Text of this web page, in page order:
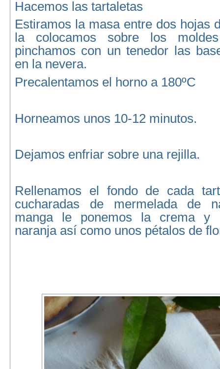
Hacemos las tartaletas
Estiramos la masa entre dos hojas
la colocamos sobre los
pinchamos con un tenedor las
en la nevera.
Precalentamos el horno a 180ºC
Horneamos unos 10-12 minutos.
Dejamos enfriar sobre una rejilla.
Rellenamos el fondo de cada
cucharadas de mermelada de
manga le ponemos la crema y
naranja así como unos pétalos de